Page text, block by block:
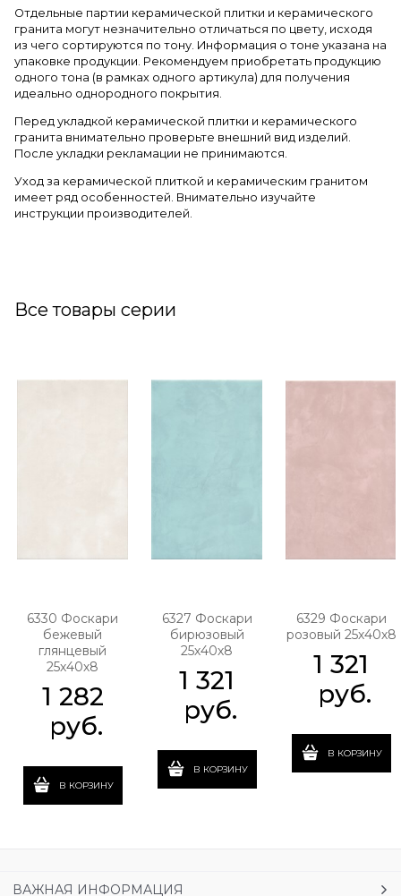
Отдельные партии керамической плитки и керамического
гранита могут незначительно отличаться по цвету, исходя
из чего сортируются по тону. Информация о тоне указана на
упаковке продукции. Рекомендуем приобретать продукцию
одного тона (в рамках одного артикула) для получения
идеально однородного покрытия.
Перед укладкой керамической плитки и керамического
гранита внимательно проверьте внешний вид изделий.
После укладки рекламации не принимаются.
Уход за керамической плиткой и керамическим гранитом
имеет ряд особенностей. Внимательно изучайте
инструкции производителей.
Все товары серии
6330 Фоскари
бежевый
глянцевый
25х40х8
1 282
руб.
В КОРЗИНУ
6327 Фоскари
бирюзовый
25х40х8
1 321
руб.
В КОРЗИНУ
6329 Фоскари
розовый 25х40х8
1 321
руб.
В КОРЗИНУ
ВАЖНАЯ ИНФОРМАЦИЯ